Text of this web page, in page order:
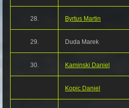
28. Byrtus Martin
29. Duda Marek
30. Kaminski Daniel
Kopic Daniel